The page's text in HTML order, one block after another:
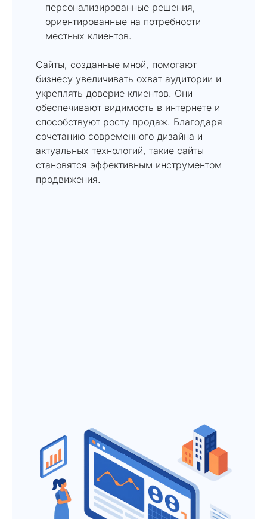
персонализированные решения,
ориентированные на потребности
местных клиентов.
Сайты, созданные мной, помогают
бизнесу увеличивать охват аудитории и
укреплять доверие клиентов. Они
обеспечивают видимость в интернете и
способствуют росту продаж. Благодаря
сочетанию современного дизайна и
актуальных технологий, такие сайты
становятся эффективным инструментом
продвижения.